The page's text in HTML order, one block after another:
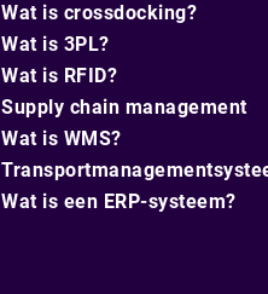
Wat is crossdocking?
Wat is 3PL?
Wat is RFID?
Supply chain management
Wat is WMS?
Wat is een ERP-systeem?